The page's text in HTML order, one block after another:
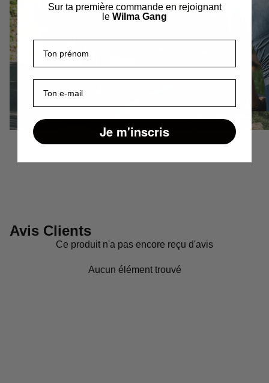
Avis Clients
Ce produit n'a pas encore reçu d'avis
Aucun élément trouvé
Sur ta première commande en rejoignant
le Wilma Gang
Prénom
E-mail
Je m'inscris